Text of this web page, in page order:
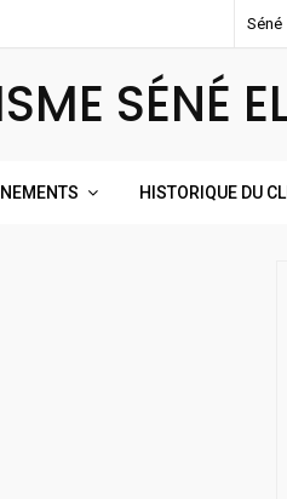
Séné
SÉNÉ
HISTORIQUE DU